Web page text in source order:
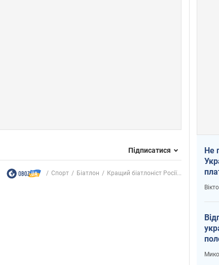
Підписатися
Спорт Біатлон Кращий біатлоніст Росії...
Не